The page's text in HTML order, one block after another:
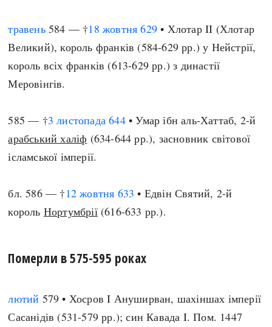
травень584 — †18 жовтня 629 • Хлотар II (Хлотар
Великий), король франків (584-629 рр.) у Нейстрії,
король всіх франків (613-629 рр.) з династії
Меровінгів.
585 — †3 листопада 644• Умар ібн аль-Хаттаб, 2-й
арабський халіф (634-644 рр.), засновник світової
ісламської імперії.
бл. 586 — †12 жовтня 633 • Едвін Святий, 2-й
король Нортумбрії(616-633 рр.).
Померли в 575-595 роках
лютий 579 • Хосров I Ануширван, шахіншах імперії
Сасанідів (531-579 рр.); син Кавада I. Пом. 1447